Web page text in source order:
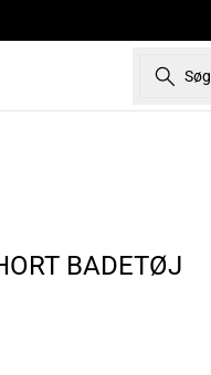
Søg
BADETØJ